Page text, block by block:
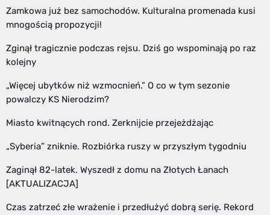
Zamkowa już bez samochodów. Kulturalna promenada kusi
mnogością propozycji!
Zginął tragicznie podczas rejsu. Dziś go wspominają po raz
kolejny
„Więcej ubytków niż wzmocnień.” O co w tym sezonie
powalczy KS Nierodzim?
Miasto kwitnących rond. Zerknijcie przejeżdżając
„Syberia” zniknie. Rozbiórka ruszy w przyszłym tygodniu
Zaginął 82-latek. Wyszedł z domu na Złotych Łanach
[AKTUALIZACJA]
Czas zatrzeć złe wrażenie i przedłużyć dobrą serię. Rekord